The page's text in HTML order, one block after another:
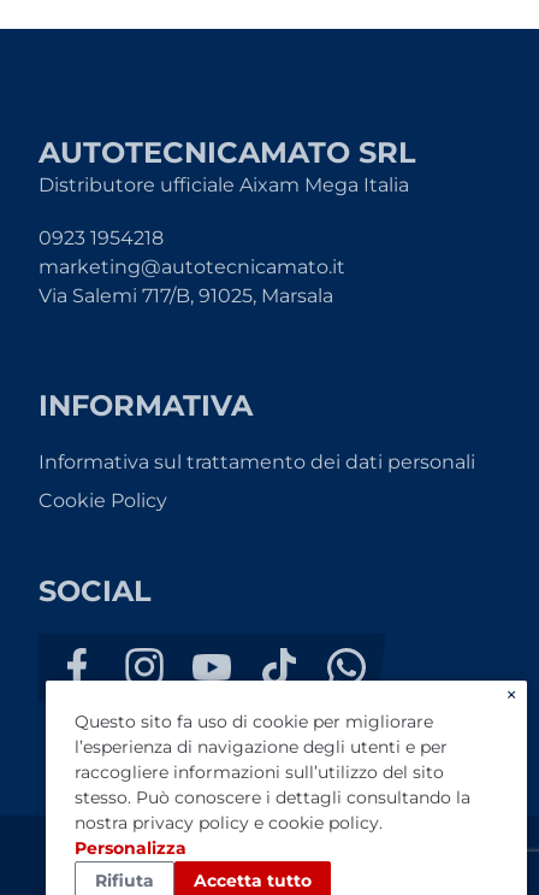
AUTOTECNICAMATO SRL
Distributore ufficiale Aixam Mega Italia
0923 1954218
marketing@autotecnicamato.it
Via Salemi 717/B, 91025, Marsala
INFORMATIVA
Informativa sul trattamento dei dati personali
Cookie Policy
SOCIAL
AutotecnicAmato SRL - PI 02110190812 - REA: TP-146039 -
Registro imprese: Trapani - Capitale sociale: € 11.000
×
Questo sito fa uso di cookie per migliorare
l’esperienza di navigazione degli utenti e per
raccogliere informazioni sull’utilizzo del sito
stesso. Può conoscere i dettagli consultando la
nostra privacy policy e cookie policy.
Personalizza
Rifiuta
Accetta tutto